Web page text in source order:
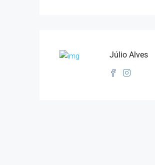
Júlio Alves